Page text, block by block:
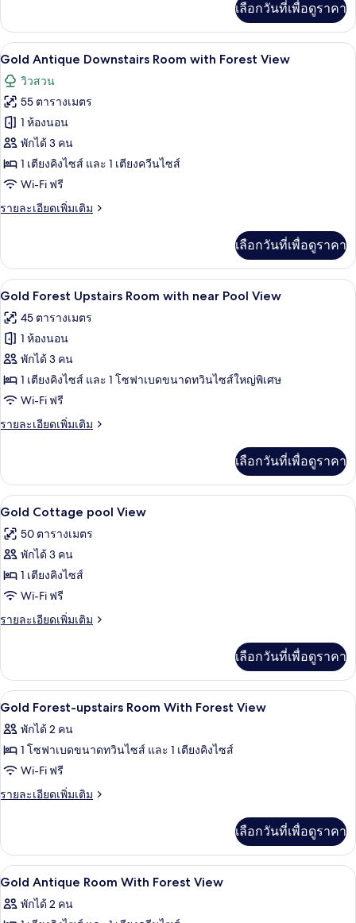
near
Pool
View
เกี่ยว
กับ
Gold
Antique
Downstairs
Room
with
near
Pool
View
เลือกวันที่เพื่อดูราคา
เปิด
ภาพถ่าย
ทั้งหมด
ของ
Gold
Antique
Downstairs
with
Gold Antique Downstairs Room
3
Gold Antique Downstairs Room with Forest View
วิวสวน
55 ตารางเมตร
1 ห้องนอน
พักได้ 3 คน
1 เตียงคิงไซส์ และ 1 เตียงควีนไซส์
Wi-Fi ฟรี
รายละเอียดเพิ่มเติม
ราย
เกี่ยว
กับ
Gold
Downstairs
Room
with
Forest
View
เลือกวันที่เพื่อดูราคา
เปิด
ภาพถ่าย
ทั้งหมด
ของ
Gold
Forest
Upstairs
Room
near
Pool
View
Gold Forest Upstairs Room with
3
Gold Forest Upstairs Room with near Pool View
45 ตารางเมตร
1 ห้องนอน
พักได้ 3 คน
1 เตียงคิงไซส์ และ 1 โซฟาเบดขนาดทวินไซส์ใหญ่พิเศษ
Wi-Fi ฟรี
รายละเอียดเพิ่มเติม
ราย
เกี่ยว
กับ
Gold
Upstairs
Room
near
Pool
เลือกวันที่เพื่อดูราคา
เปิด
ภาพถ่าย
ทั้งหมด
ของ
Gold
Cottage
Gold Cottage pool View | ตู้นิรภัยใน
2
Gold Cottage pool View
50 ตารางเมตร
พักได้ 3 คน
1 เตียงคิงไซส์
Wi-Fi ฟรี
รายละเอียดเพิ่มเติม
ราย
เกี่ยว
กับ
Gold
pool
View
เลือกวันที่เพื่อดูราคา
เปิด
ภาพถ่าย
ทั้งหมด
ของ
Gold
Room
With
Forest
View
ตู้นิรภัยในห้องพัก, โต๊ะทำงาน, ผ้าม่าน
2
Gold Forest-upstairs Room With Forest View
พักได้ 2 คน
1 โซฟาเบดขนาดทวินไซส์ และ 1 เตียงคิงไซส์
Wi-Fi ฟรี
รายละเอียดเพิ่มเติม
ราย
เกี่ยว
กับ
Gold
upstairs
เลือกวันที่เพื่อดูราคา
เปิด
ภาพถ่าย
ตู้นิรภัยในห้องพัก, โต๊ะทำงาน, ผ้าม่าน
1
Gold Antique Room With Forest View
พักได้ 2 คน